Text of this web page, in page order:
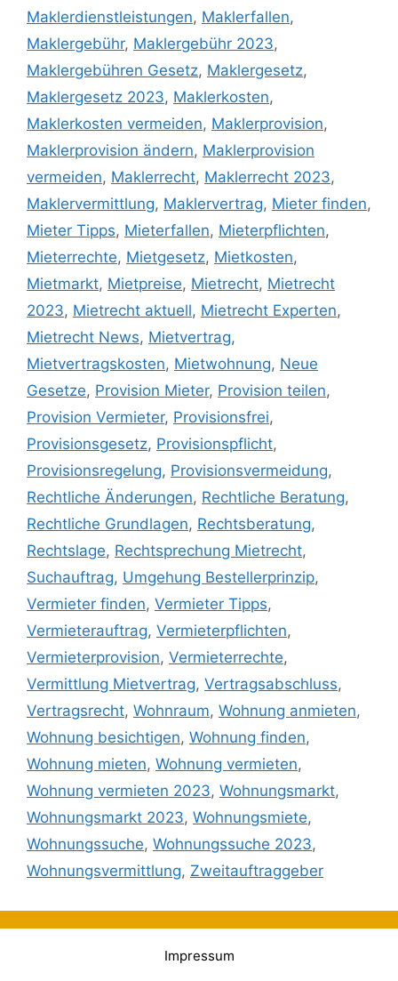
Maklerdienstleistungen, Maklerfallen,
Maklergebühr, Maklergebühr 2023,
Maklergebühren Gesetz, Maklergesetz,
Maklergesetz 2023, Maklerkosten,
Maklerkosten vermeiden, Maklerprovision,
Maklerprovision ändern, Maklerprovision
vermeiden, Maklerrecht, Maklerrecht 2023,
Maklervermittlung, Maklervertrag, Mieter finden,
Mieter Tipps, Mieterfallen, Mieterpflichten,
Mieterrechte, Mietgesetz, Mietkosten,
Mietmarkt, Mietpreise, Mietrecht, Mietrecht
2023, Mietrecht aktuell, Mietrecht Experten,
Mietrecht News, Mietvertrag,
Mietvertragskosten, Mietwohnung, Neue
Gesetze, Provision Mieter, Provision teilen,
Provision Vermieter, Provisionsfrei,
Provisionsgesetz, Provisionspflicht,
Provisionsregelung, Provisionsvermeidung,
Rechtliche Änderungen, Rechtliche Beratung,
Rechtliche Grundlagen, Rechtsberatung,
Rechtslage, Rechtsprechung Mietrecht,
Suchauftrag, Umgehung Bestellerprinzip,
Vermieter finden, Vermieter Tipps,
Vermieterauftrag, Vermieterpflichten,
Vermieterprovision, Vermieterrechte,
Vermittlung Mietvertrag, Vertragsabschluss,
Vertragsrecht, Wohnraum, Wohnung anmieten,
Wohnung besichtigen, Wohnung finden,
Wohnung mieten, Wohnung vermieten,
Wohnung vermieten 2023, Wohnungsmarkt,
Wohnungsmarkt 2023, Wohnungsmiete,
Wohnungssuche, Wohnungssuche 2023,
Wohnungsvermittlung, Zweitauftraggeber
Impressum